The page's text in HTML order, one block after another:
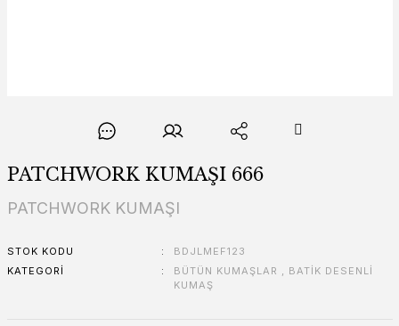
PATCHWORK KUMAŞI 666
PATCHWORK KUMAŞI
STOK KODU
BDJLMEF123
KATEGORI
BÜTÜN KUMAŞLAR , BATİK DESENLİ
KUMAŞ